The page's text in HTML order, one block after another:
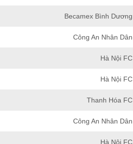
Becamex Bình Dương
Công An Nhân Dân
Hà Nội FC
Hà Nội FC
Thanh Hóa FC
Công An Nhân Dân
Hà Nội FC